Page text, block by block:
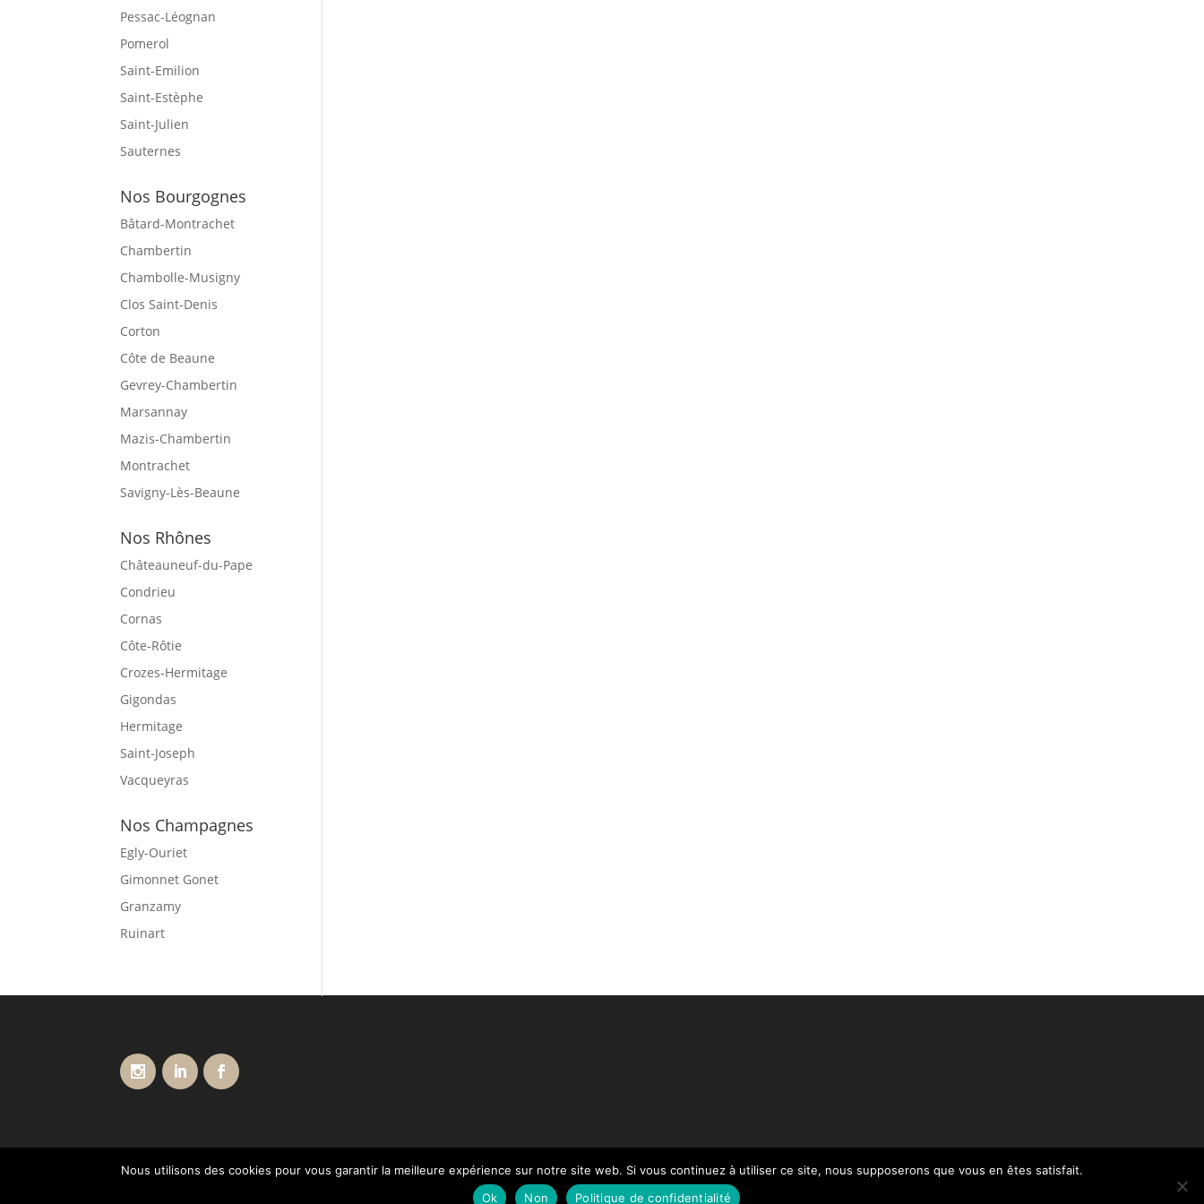
Pessac-Léognan
Pomerol
Saint-Emilion
Saint-Estèphe
Saint-Julien
Sauternes
Nos Bourgognes
Bâtard-Montrachet
Chambertin
Chambolle-Musigny
Clos Saint-Denis
Corton
Côte de Beaune
Gevrey-Chambertin
Marsannay
Mazis-Chambertin
Montrachet
Savigny-Lès-Beaune
Nos Rhônes
Châteauneuf-du-Pape
Condrieu
Cornas
Côte-Rôtie
Crozes-Hermitage
Gigondas
Hermitage
Saint-Joseph
Vacqueyras
Nos Champagnes
Egly-Ouriet
Gimonnet Gonet
Granzamy
Ruinart
Conditions générales de vente Livraisons Paiement Mentions légales Contact Notre Catalogue Politique de confidentialité – RGPD
Nous utilisons des cookies pour vous garantir la meilleure expérience sur notre site web. Si vous continuez à utiliser ce site, nous supposerons que vous en êtes satisfait.
Ok
Non Politique de confidentialité